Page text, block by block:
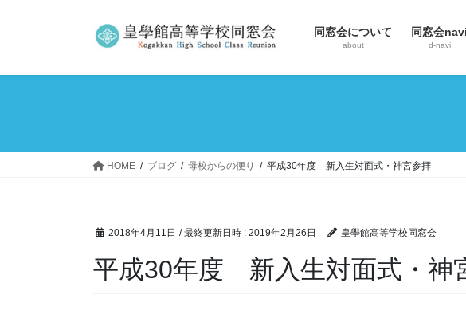
同窓会について
about
同窓会navi
d-navi
HOME ブログ 母校からの便り 平成30年度 新入生対面式・神宮参拝
2018年4月11日 / 最終更新日時 : 2019年2月26日 皇學館高等学校同窓会
平成30年度 新入生対面式・神